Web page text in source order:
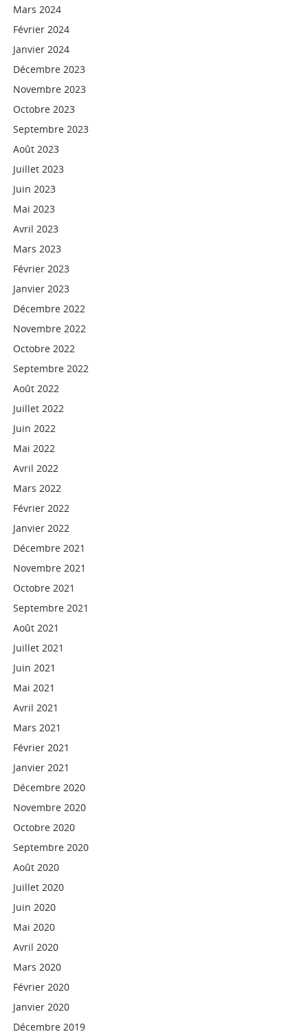
Mars 2024
Février 2024
Janvier 2024
Décembre 2023
Novembre 2023
Octobre 2023
Septembre 2023
Août 2023
Juillet 2023
Juin 2023
Mai 2023
Avril 2023
Mars 2023
Février 2023
Janvier 2023
Décembre 2022
Novembre 2022
Octobre 2022
Septembre 2022
Août 2022
Juillet 2022
Juin 2022
Mai 2022
Avril 2022
Mars 2022
Février 2022
Janvier 2022
Décembre 2021
Novembre 2021
Octobre 2021
Septembre 2021
Août 2021
Juillet 2021
Juin 2021
Mai 2021
Avril 2021
Mars 2021
Février 2021
Janvier 2021
Décembre 2020
Novembre 2020
Octobre 2020
Septembre 2020
Août 2020
Juillet 2020
Juin 2020
Mai 2020
Avril 2020
Mars 2020
Février 2020
Janvier 2020
Décembre 2019